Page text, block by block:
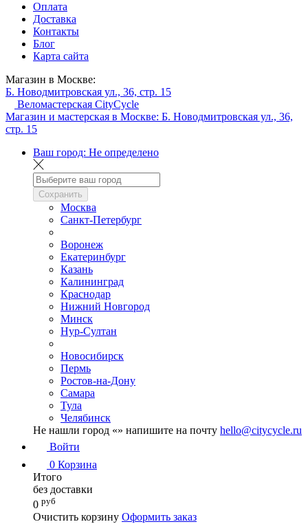
Оплата
Доставка
Контакты
Блог
Карта сайта
Магазин в Москве:
Б. Новодмитровская ул., 36, стр. 15
Веломастерская CityCycle
Магазин и мастерская в Москве: Б. Новодмитровская ул., 36,
стр. 15
Ваш город: Не определено
Сохранить
Москва
Санкт-Петербург
Воронеж
Екатеринбург
Казань
Калининград
Краснодар
Нижний Новгород
Минск
Нур-Султан
Новосибирск
Пермь
Ростов-на-Дону
Самара
Тула
Челябинск
Не нашли город «» напишите на почту hello@citycycle.ru
Войти
0 Корзина
Итого
без доставки
0 руб
Очистить корзину Оформить заказ